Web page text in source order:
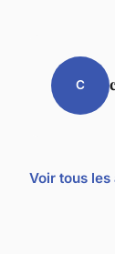
C
Voir tous